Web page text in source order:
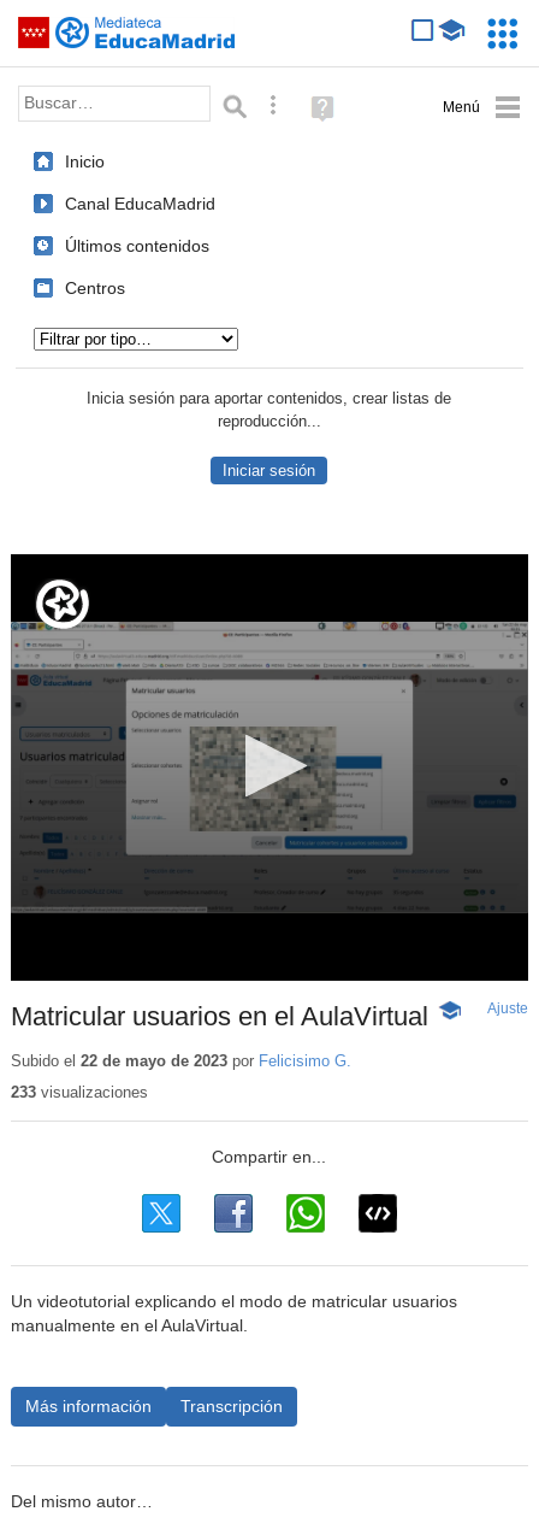
Saltar navegación
Palabra o frase: Búsqueda avanzada
Ayuda
(en
Inicio
Canal EducaMadrid
Últimos contenidos
Centros
Inicia sesión para aportar contenidos, crear listas de
reproducción...
Iniciar sesión
Matricular usuarios en el AulaVirtual
-
Ajuste
Subido el 22 de mayo de 2023por Felicisimo G.
233visualizaciones
Un videotutorial explicando el modo de matricular usuarios
manualmente en el AulaVirtual.
Más información Transcripción
Del mismo autor…